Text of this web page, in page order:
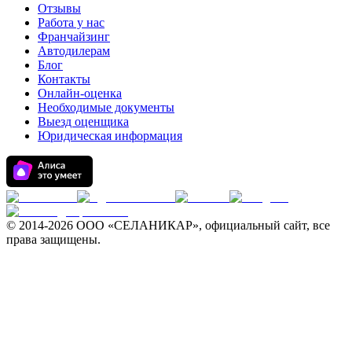
Отзывы
Работа у нас
Франчайзинг
Автодилерам
Блог
Контакты
Онлайн-оценка
Необходимые документы
Выезд оценщика
Юридическая информация
© 2014-2026 ООО «СЕЛАНИКАР», официальный сайт, все
права защищены.